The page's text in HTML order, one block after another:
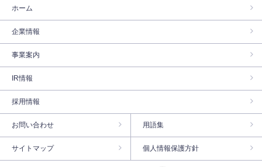
ホーム
企業情報
事業案内
IR情報
採用情報
お問い合わせ 用語集
サイトマップ 個人情報保護方針